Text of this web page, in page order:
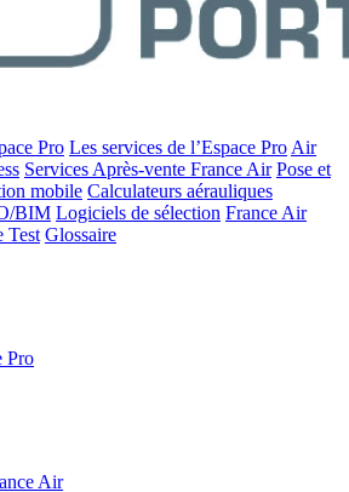
Pro Les services de l’Espace Pro Air
Services Après-vente France Air Pose et
mobile Calculateurs aérauliques
BIM Logiciels de sélection France Air
Test Glossaire
Pro
Air